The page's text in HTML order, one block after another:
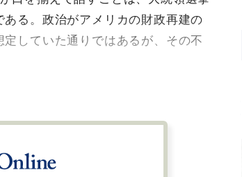
る。政治がアメリカの財政再建の
していた通りではあるが、その不